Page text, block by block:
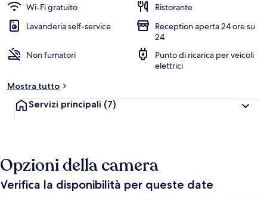
Wi-Fi gratuito
Ristorante
Lavanderia self-service
Reception aperta 24 ore su
24
Non fumatori
Punto di ricarica per veicoli
elettrici
Mostra tutto
Servizi principali (7)
Opzioni della camera
Verifica la disponibilità per queste date